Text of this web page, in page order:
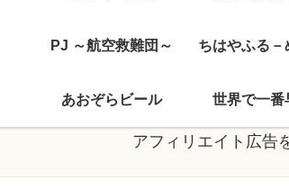
PJ ～航空救難団～ ちはやふる－
あおぞらビール 世界で一番
アフィリエイト広告